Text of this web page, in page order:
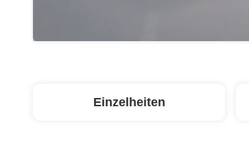
Einzelheiten